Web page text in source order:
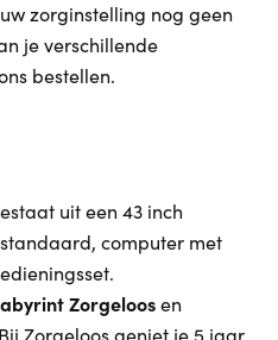
zorginstelling nog geen
je verschillende
bestellen.
uit een 43 inch
computer met
Zorgeloos en